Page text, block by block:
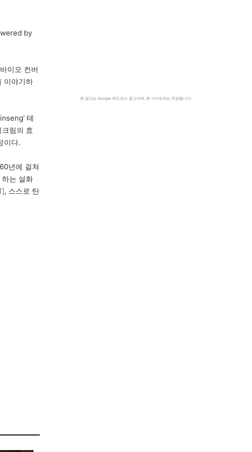
by
이오 컨버
이야기하
테
림의 효
이다.
년에 걸쳐
는 설화
, 스스로 탄
본 광고는 Google 애드센스 광고이며, 본 사이트와는 무관합니다.